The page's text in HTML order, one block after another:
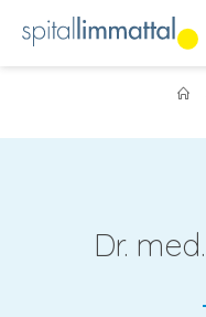
Dr.